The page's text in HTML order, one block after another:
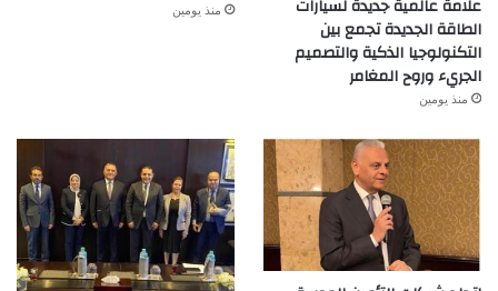
علامة عالمية جديدة لسيارات
الطاقة الجديدة تجمع بين
التكنولوجيا الذكية والتصميم
الجريء وروح المغامر
منذ يومين
منذ يومين